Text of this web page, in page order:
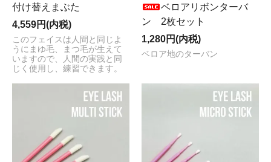
付け替えまぶた
4,559円(内税)
このフェイスは人間と同じよ
うにまゆ毛、まつ毛が生えて
いますので、人間の実践と同
じく使用し、練習できます。
ベロアリボンターバ
ン 2枚セット
1,280円(内税)
ベロア地のターバン